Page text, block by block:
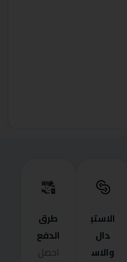
الاستب
دال
والاس
طرق
الدفع
احصل